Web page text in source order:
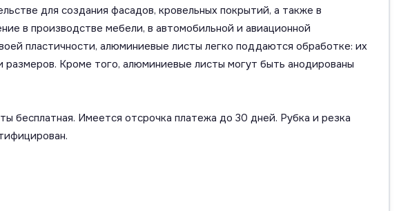
для создания фасадов, кровельных покрытий, а также в
в производстве мебели, в автомобильной и авиационной
пластичности, алюминиевые листы легко поддаются обработке: их
размеров. Кроме того, алюминиевые листы могут быть анодированы
бесплатная. Имеется отсрочка платежа до 30 дней. Рубка и резка